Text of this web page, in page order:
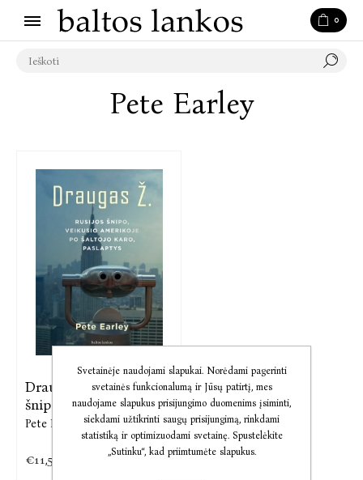
0
Pete Earley
Draugas Ž. Rusijos
šnipo, ...
Pete Earley
€11,55
Svetainėje naudojami slapukai. Norėdami pagerinti
svetainės funkcionalumą ir Jūsų patirtį, mes
naudojame slapukus prisijungimo duomenims įsiminti,
siekdami užtikrinti saugų prisijungimą, rinkdami
statistiką ir optimizuodami svetainę. Spustelėkite
„Sutinku“, kad priimtumėte slapukus.